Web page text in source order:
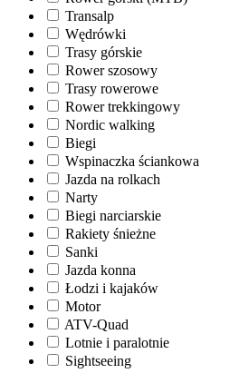
Transalp
Wędrówki
Trasy górskie
Rower szosowy
Trasy rowerowe
Rower trekkingowy
Nordic walking
Biegi
Wspinaczka ściankowa
Jazda na rolkach
Narty
Biegi narciarskie
Rakiety śnieżne
Sanki
Jazda konna
Łodzi i kajaków
Motor
ATV-Quad
Lotnie i paralotnie
Sightseeing